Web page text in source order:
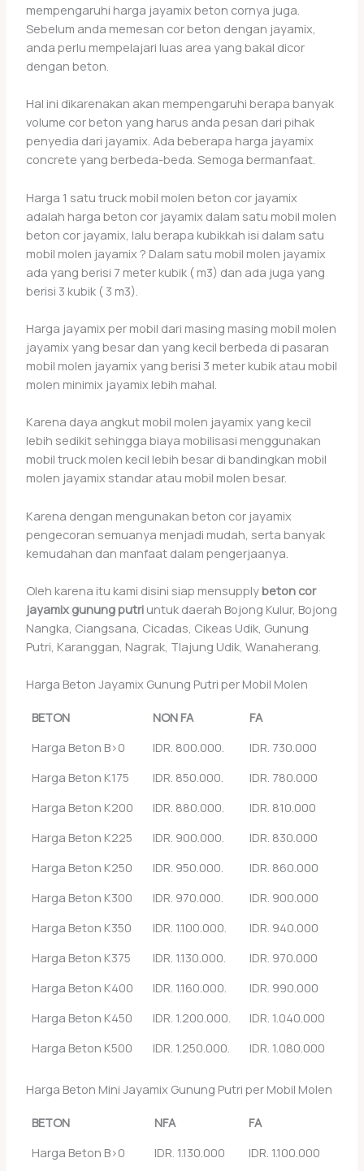
mempengaruhi harga jayamix beton cornya juga.
Sebelum anda memesan cor beton dengan jayamix,
anda perlu mempelajari luas area yang bakal dicor
dengan beton.
Hal ini dikarenakan akan mempengaruhi berapa banyak
volume cor beton yang harus anda pesan dari pihak
penyedia dari jayamix. Ada beberapa harga jayamix
concrete yang berbeda-beda. Semoga bermanfaat.
Harga 1 satu truck mobil molen beton cor jayamix
adalah harga beton cor jayamix dalam satu mobil molen
beton cor jayamix, lalu berapa kubikkah isi dalam satu
mobil molen jayamix ? Dalam satu mobil molen jayamix
ada yang berisi 7 meter kubik ( m3) dan ada juga yang
berisi 3 kubik ( 3 m3).
Harga jayamix per mobil dari masing masing mobil molen
jayamix yang besar dan yang kecil berbeda di pasaran
mobil molen jayamix yang berisi 3 meter kubik atau mobil
molen minimix jayamix lebih mahal.
Karena daya angkut mobil molen jayamix yang kecil
lebih sedikit sehingga biaya mobilisasi menggunakan
mobil truck molen kecil lebih besar di bandingkan mobil
molen jayamix standar atau mobil molen besar.
Karena dengan mengunakan beton cor jayamix
pengecoran semuanya menjadi mudah, serta banyak
kemudahan dan manfaat dalam pengerjaanya.
Oleh karena itu kami disini siap mensupplybeton cor
jayamix gunung putriuntuk daerah Bojong Kulur, Bojong
Nangka, Ciangsana, Cicadas, Cikeas Udik, Gunung
Putri, Karanggan, Nagrak, Tlajung Udik, Wanaherang.
Harga Beton Jayamix Gunung Putri per Mobil Molen
BETON NON FA
FA
Harga Beton B>0
IDR. 800.000.
IDR. 730.000
Harga Beton K175
IDR. 850.000.
IDR. 780.000
Harga Beton K200
IDR. 880.000.
IDR. 810.000
Harga Beton K225
IDR. 900.000.
IDR. 830.000
Harga Beton K250
IDR. 950.000.
IDR. 860.000
Harga Beton K300
IDR. 970.000.
IDR. 900.000
Harga Beton K350
IDR. 1.100.000.
IDR. 940.000
Harga Beton K375
IDR. 1.130.000.
IDR. 970.000
Harga Beton K400
IDR. 1.160.000.
IDR. 990.000
Harga Beton K450
IDR. 1.200.000.
IDR. 1.040.000
Harga Beton K500
IDR. 1.250.000. IDR. 1.080.000
Harga Beton Mini Jayamix Gunung Putri per Mobil Molen
BETON NFA
FA
Harga Beton B>0
IDR. 1.130.000 IDR. 1.100.000